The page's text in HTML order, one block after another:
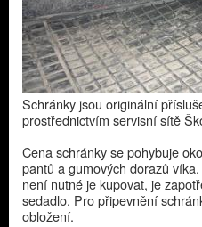
Schránky jsou originální
prostřednictvím servisní sítě
Cena schránky se pohybuje
pantů a gumových dorazů
není nutné je kupovat, je
sedadlo. Pro připevnění
obložení.